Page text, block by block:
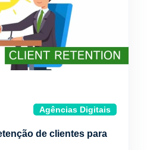
Agências Digitais
de clientes para